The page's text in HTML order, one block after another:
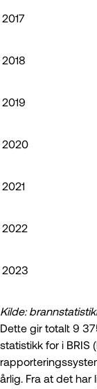
2017
2018
2019
2020
2021
2022
2023
Kilde:
Dette gir totalt 9
statistikk for i
årlig. Fra at det har